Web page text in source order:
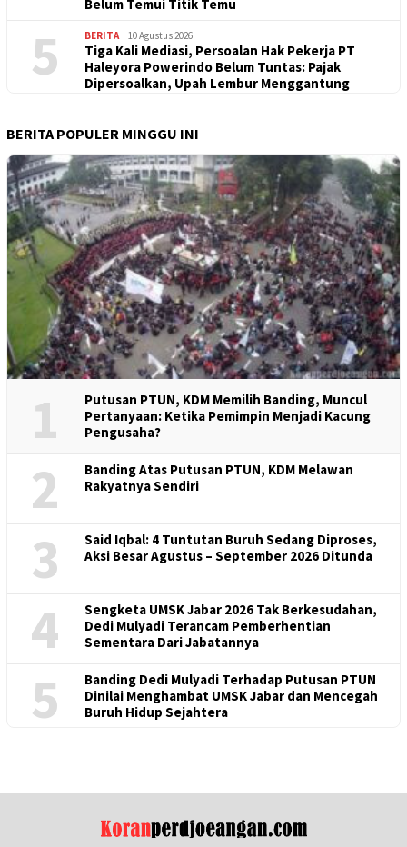
Belum Temui Titik Temu
5 BERITA 10 Agustus 2026
Tiga Kali Mediasi, Persoalan Hak Pekerja PT
Haleyora Powerindo Belum Tuntas: Pajak
Dipersoalkan, Upah Lembur Menggantung
BERITA POPULER MINGGU INI
1
Putusan PTUN, KDM Memilih Banding, Muncul
Pertanyaan: Ketika Pemimpin Menjadi Kacung
Pengusaha?
2
Banding Atas Putusan PTUN, KDM Melawan
Rakyatnya Sendiri
3
Said Iqbal: 4 Tuntutan Buruh Sedang Diproses,
Aksi Besar Agustus – September 2026 Ditunda
4
Sengketa UMSK Jabar 2026 Tak Berkesudahan,
Dedi Mulyadi Terancam Pemberhentian
Sementara Dari Jabatannya
5
Banding Dedi Mulyadi Terhadap Putusan PTUN
Dinilai Menghambat UMSK Jabar dan Mencegah
Buruh Hidup Sejahtera